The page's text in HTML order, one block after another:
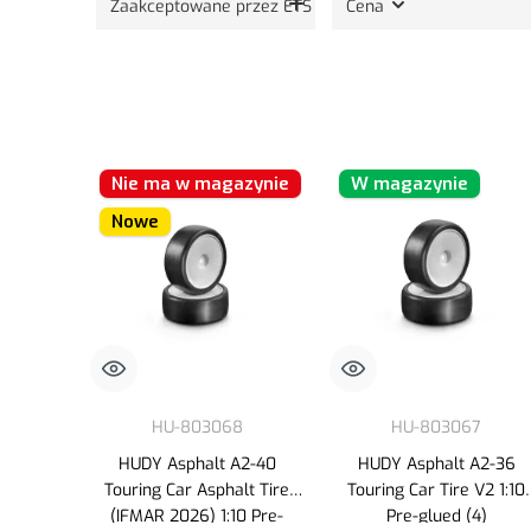
Zaakceptowane przez ETS Cena
Nie ma w magazynie
Nowe
HU-803068
HUDY Asphalt A2-40
Touring Car Asphalt Tire
(IFMAR 2026) 1:10 Pre-
W magazynie
HU-803067
HUDY Asphalt A2-36
Touring Car Tire V2 1:10
Pre-glued (4)